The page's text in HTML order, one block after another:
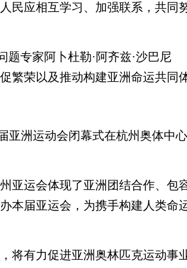
民应相互学习、加强联系，共同
专家阿卜杜勒·阿齐兹·沙巴尼
繁荣以及推动构建亚洲命运共同
洲运动会闭幕式在杭州奥体中心
运会体现了亚洲团结合作、包
本届亚运会，为携手构建人类命
有力促进亚洲奥林匹克运动事